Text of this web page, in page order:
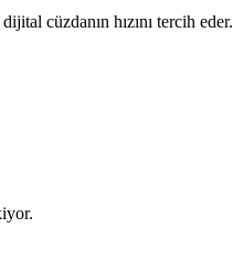
cüzdanın hızını tercih